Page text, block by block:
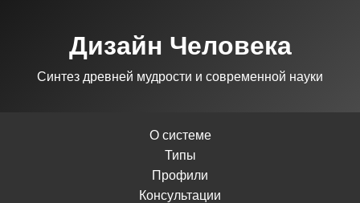
Дизайн Человека
Синтез древней мудрости и современной науки
О системе
Типы
Профили
Консультации